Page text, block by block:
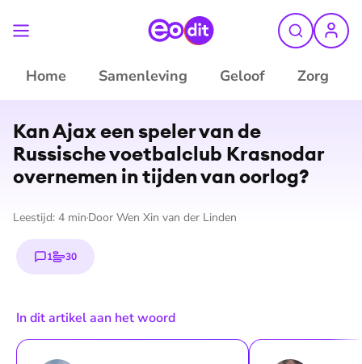
Home Samenleving Geloof Zorg
©
Kan Ajax een speler van de
Russische voetbalclub Krasnodar
overnemen in tijden van oorlog?
Leestijd: 4 min Door Wen Xin van der Linden
1
reactie
30
stem
In dit artikel aan het woord